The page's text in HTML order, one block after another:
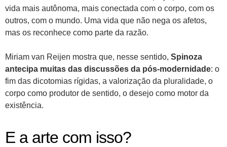
vida mais autônoma, mais conectada com o corpo, com os
outros, com o mundo. Uma vida que não nega os afetos,
mas os reconhece como parte da razão.
Miriam van Reijen mostra que, nesse sentido, Spinoza
antecipa muitas das discussões da pós-modernidade: o
fim das dicotomias rígidas, a valorização da pluralidade, o
corpo como produtor de sentido, o desejo como motor da
existência.
E a arte com isso?